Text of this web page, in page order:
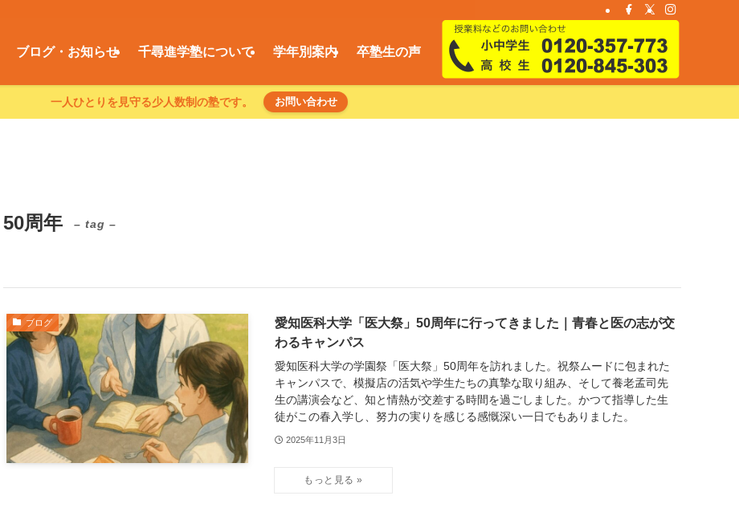
ブログ・お知らせ 千尋進学塾について 学年別案内 卒塾生の声
一人ひとりを見守る少人数制の塾です。 お問い合わせ
50周年 – tag –
ブログ
愛知医科大学「医大祭」50周年に行ってきました｜青春と医の志が交
わるキャンパス
愛知医科大学の学園祭「医大祭」50周年を訪れました。祝祭ムードに包まれた
キャンパスで、模擬店の活気や学生たちの真摯な取り組み、そして養老孟司先
生の講演会など、知と情熱が交差する時間を過ごしました。かつて指導した生
徒がこの春入学し、努力の実りを感じる感慨深い一日でもありました。
2025年11月3日